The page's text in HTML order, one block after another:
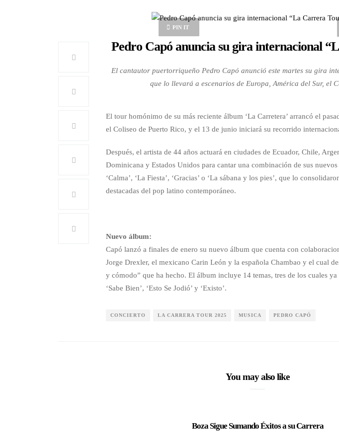
PIN IT
Pedro Capó anuncia su gira internacional
El cantautor puertorriqueño Pedro Capó anunció este martes su gira
que lo llevará a escenarios de Europa, América del Sur, el
El tour homónimo de su más reciente álbum ‘La Carretera’ arrancó el
el Coliseo de Puerto Rico, y el 13 de junio iniciará su recorrido
Después, el artista de 44 años actuará en ciudades de Ecuador, Chile,
Dominicana y Estados Unidos para cantar una combinación de sus
‘Calma’, ‘La Fiesta’, ‘Gracias’ o ‘La sábana y los pies’, que lo
destacadas del pop latino contemporáneo.
Nuevo álbum:
Capó lanzó a finales de enero su nuevo álbum que cuenta con
Jorge Drexler, el mexicano Carin León y la española Chambao y el cual
y cómodo” que ha hecho. El álbum incluye 14 temas, tres de los cuales
‘Sabe Bien’, ‘Esto Se Jodió’ y ‘Existo’.
CONCIERTO LA CARRERA TOUR 2025 MUSICA PEDRO CAPÓ
You may also like
Boza Sigue Sumando Éxitos a su Carrera